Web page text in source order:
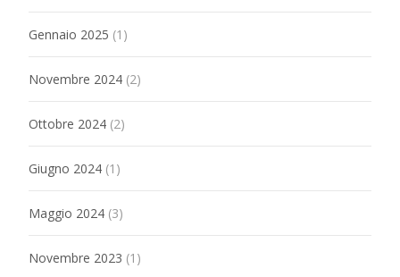
Gennaio 2025 (1)
Novembre 2024 (2)
Ottobre 2024 (2)
Giugno 2024 (1)
Maggio 2024 (3)
Novembre 2023 (1)